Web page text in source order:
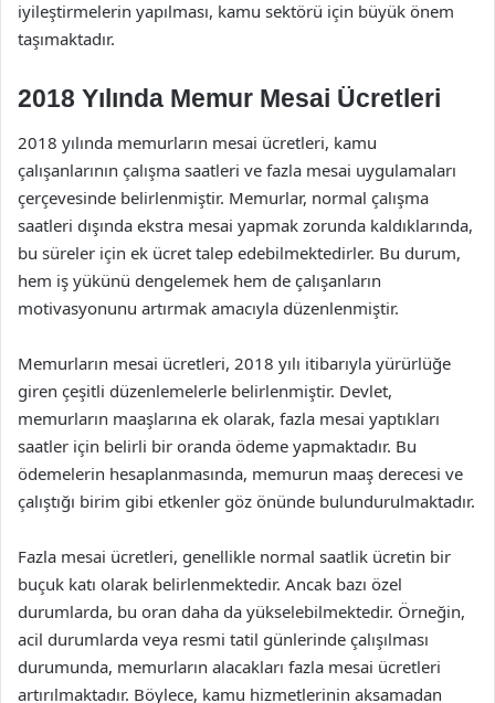
iyileştirmelerin yapılması, kamu sektörü için büyük önem
taşımaktadır.
2018 Yılında Memur Mesai Ücretleri
2018 yılında memurların mesai ücretleri, kamu
çalışanlarının çalışma saatleri ve fazla mesai uygulamaları
çerçevesinde belirlenmiştir. Memurlar, normal çalışma
saatleri dışında ekstra mesai yapmak zorunda kaldıklarında,
bu süreler için ek ücret talep edebilmektedirler. Bu durum,
hem iş yükünü dengelemek hem de çalışanların
motivasyonunu artırmak amacıyla düzenlenmiştir.
Memurların mesai ücretleri, 2018 yılı itibarıyla yürürlüğe
giren çeşitli düzenlemelerle belirlenmiştir. Devlet,
memurların maaşlarına ek olarak, fazla mesai yaptıkları
saatler için belirli bir oranda ödeme yapmaktadır. Bu
ödemelerin hesaplanmasında, memurun maaş derecesi ve
çalıştığı birim gibi etkenler göz önünde bulundurulmaktadır.
Fazla mesai ücretleri, genellikle normal saatlik ücretin bir
buçuk katı olarak belirlenmektedir. Ancak bazı özel
durumlarda, bu oran daha da yükselebilmektedir. Örneğin,
acil durumlarda veya resmi tatil günlerinde çalışılması
durumunda, memurların alacakları fazla mesai ücretleri
artırılmaktadır. Böylece, kamu hizmetlerinin aksamadan